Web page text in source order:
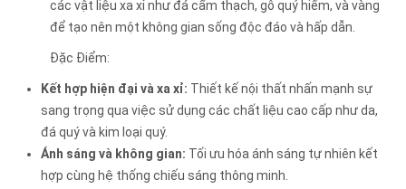
các vật liệu xa xỉ như đá cẩm thạch, gỗ quý hiếm, và vàng
để tạo nên một không gian sống độc đáo và hấp dẫn.
Đặc Điểm:
Kết hợp hiện đại và xa xỉ: Thiết kế nội thất nhấn mạnh sự
sang trọng qua việc sử dụng các chất liệu cao cấp như da,
đá quý và kim loại quý.
Ánh sáng và không gian: Tối ưu hóa ánh sáng tự nhiên kết
hợp cùng hệ thống chiếu sáng thông minh.